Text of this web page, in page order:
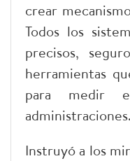
crear
Todos los
precisos,
herramientas
para medir
administraciones.
Instruyó a los